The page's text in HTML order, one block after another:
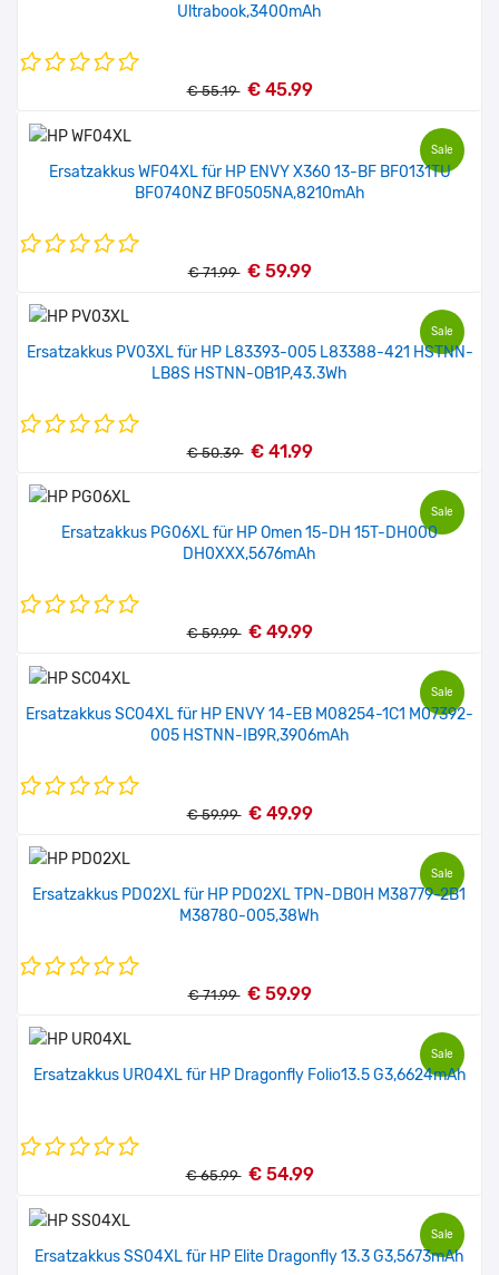
Ultrabook,3400mAh
€ 55.19 € 45.99
Sale
Ersatzakkus WF04XL für HP ENVY X360 13-BF BF0131TU
BF0740NZ BF0505NA,8210mAh
€ 71.99 € 59.99
Sale
Ersatzakkus PV03XL für HP L83393-005 L83388-421 HSTNN-
LB8S HSTNN-OB1P,43.3Wh
€ 50.39 € 41.99
Sale
Ersatzakkus PG06XL für HP Omen 15-DH 15T-DH000
DH0XXX,5676mAh
€ 59.99 € 49.99
Sale
Ersatzakkus SC04XL für HP ENVY 14-EB M08254-1C1 M07392-
005 HSTNN-IB9R,3906mAh
€ 59.99 € 49.99
Sale
Ersatzakkus PD02XL für HP PD02XL TPN-DB0H M38779-2B1
M38780-005,38Wh
€ 71.99 € 59.99
Sale
Ersatzakkus UR04XL für HP Dragonfly Folio13.5 G3,6624mAh
€ 65.99 € 54.99
Sale
Ersatzakkus SS04XL für HP Elite Dragonfly 13.3 G3,5673mAh